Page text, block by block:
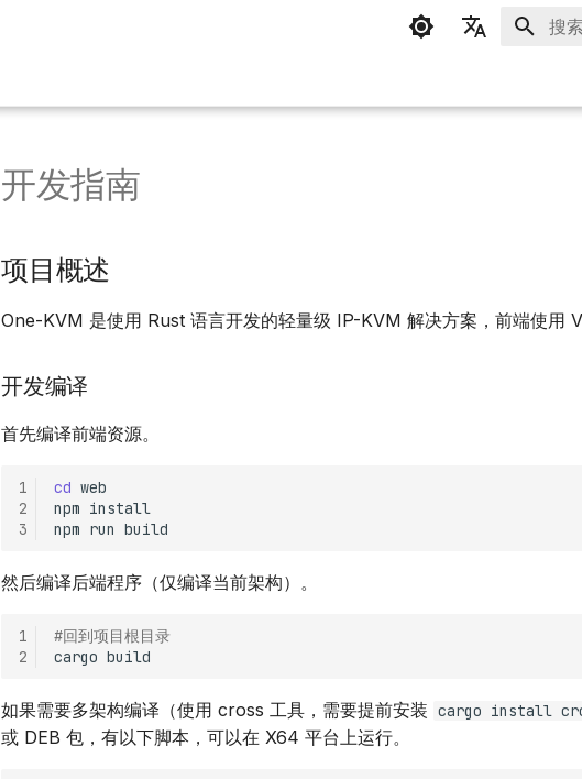
开发指南
项目概述
One-KVM 是使用 Rust 语言开发的轻量级 IP-KVM 解决方案，前端使用
开发编译
首先编译前端资源。
1
2
3
cd web
npm install
npm run
然后编译后端程序（仅编译当前架构）。
1
2
#回到项目根目录
cargo
如果需要多架构编译（使用 cross 工具，需要提前安装 cargo install
或 DEB 包，有以下脚本，可以在 X64 平台上运行。